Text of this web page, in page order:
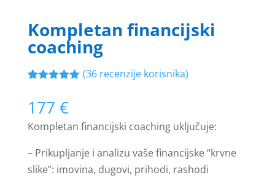
Kompletan financijski
coaching
od ukupno
korisnika)
(36 recenzije korisnika)
177 €
Kompletan financijski coaching uključuje:
– Prikupljanje i analizu vaše financijske “krvne
slike”: imovina, dugovi, prihodi, rashodi